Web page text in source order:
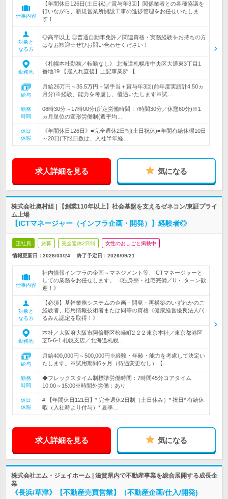
仕事内容
【年間休日126日(土日祝)／賞与年3回】関係業者との各種協議を
行いながら、新規営業所開設工事の進捗管理をお任せいたしま
す！
対象と
なる方
◎高卒以上 ◎普通自動車免許／関連資格・実務経験をお持ちの方
はなお歓迎☆ぜひお問い合わせください！
勤務地
《札幌本社勤務／転勤なし》 北海道札幌市中央区大通東3丁目1
番地19 【雇入れ直後】上記事業所 【…
給与
月給26万円～35.5万円＋諸手当＋賞与年3回(前年度実績計4.50ヵ
月分)※経験、能力を考慮し、優遇いたします※試…
勤務
時間
08時30分～17時00分(所定労働時間：7時間30分／休憩60分)※1
ヵ月単位の変形労働制(週平均…
休日
休暇
《年間休日126日》■完全週休2日制(土日祝休)■年間有給休暇10日
～20日(下限日数は、入社半年経…
求人詳細を見る 気になる
株式会社奥村組 | 【創業110年以上】社会基盤を支えるゼネコン/東証プライ
ム上場
【ICTマネージャー（インフラ企画・開発）】経験者◎
正社員 急募 完全週休2日制 女性のおしごと掲載中
情報更新日：2026/03/24 終了予定日： 2026/09/21
仕事内容
社内情報インフラの企画～マネジメント等、ICTマネージャーと
しての業務をお任せします。 《独身寮・社宅完備／U・Iターン歓
迎！》
対象と
なる方
【必須】基幹業務システムの企画・開発・再構築のいずれかのご
経験者、応用情報技術者または同等の資格《健康経営優良法人/く
るみん認定を取得！》
勤務地
本社／大阪府大阪市阿倍野区松崎町2-2-2 東京本社／東京都港区
芝5-6-1 札幌支店／北海道札幌…
給与
月給400,000円～500,000円※経験・年齢・能力を考慮して決定い
たします。※試用期間6ヶ月（待遇変更なし）【…
勤務
時間
◆フレックスタイム制標準労働時間：7時間45分コアタイム
10:00～15:00※時間外労働：あり
休日
休暇
# 【年間休日121日】* 完全週休2日制（土日休み）* 祝日* 有給休
暇（入社時より付与）* 夏季…
求人詳細を見る 気になる
株式会社エム・ジェイホーム | 滋賀県内で不動産事業を総合展開する成長企
業
《長浜/草津》【不動産売買営業】（不動産企画/仕入/開発)